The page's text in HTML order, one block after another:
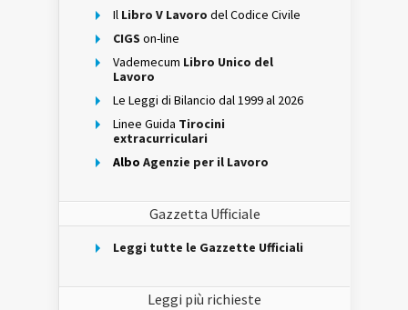
Il Libro V Lavoro del Codice Civile
CIGS on-line
Vademecum Libro Unico del
Lavoro
Le Leggi di Bilancio dal 1999 al 2026
Linee Guida Tirocini
extracurriculari
Albo Agenzie per il Lavoro
Gazzetta Ufficiale
Leggi tutte le Gazzette Ufficiali
Leggi più richieste